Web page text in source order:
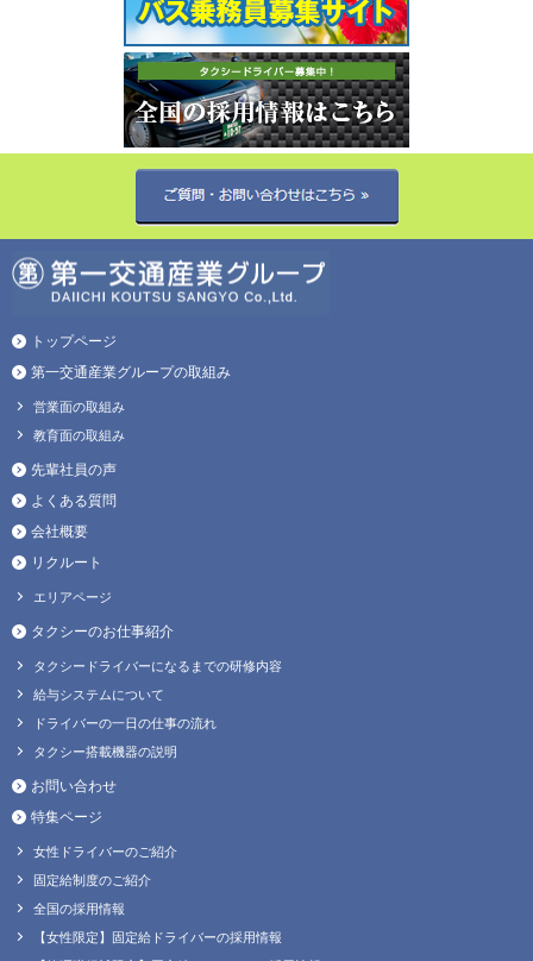
トップページ
第一交通産業グループの取組み
営業面の取組み
教育面の取組み
先輩社員の声
よくある質問
会社概要
リクルート
エリアページ
タクシーのお仕事紹介
タクシードライバーになるまでの研修内容
給与システムについて
ドライバーの一日の仕事の流れ
タクシー搭載機器の説明
お問い合わせ
特集ページ
女性ドライバーのご紹介
固定給制度のご紹介
全国の採用情報
【女性限定】固定給ドライバーの採用情報